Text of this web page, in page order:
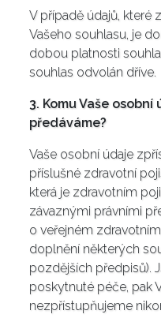
V případě údajů, které
Vašeho souhlasu, je
dobou platnosti
souhlas odvolán dříve.
3. Komu Vaše
předáváme?
Vaše osobní údaje
příslušné zdravotní
která je zdravotním
závaznými právními
o veřejném
doplnění některých
pozdějších předpisů).
poskytnuté péče, pak
nezpřístupňujeme